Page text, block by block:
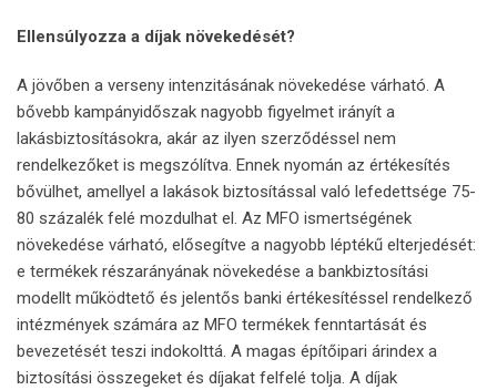
Ellensúlyozza a díjak növekedését?
A jövőben a verseny intenzitásának növekedése várható. A
bővebb kampányidőszak nagyobb figyelmet irányít a
lakásbiztosításokra, akár az ilyen szerződéssel nem
rendelkezőket is megszólítva. Ennek nyomán az értékesítés
bővülhet, amellyel a lakások biztosítással való lefedettsége 75-
80 százalék felé mozdulhat el. Az MFO ismertségének
növekedése várható, elősegítve a nagyobb léptékű elterjedését:
e termékek részarányának növekedése a bankbiztosítási
modellt működtető és jelentős banki értékesítéssel rendelkező
intézmények számára az MFO termékek fenntartását és
bevezetését teszi indokolttá. A magas építőipari árindex a
biztosítási összegeket és díjakat felfelé tolja. A díjak